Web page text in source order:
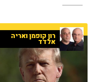
רון קופמן ואריה
אלדד